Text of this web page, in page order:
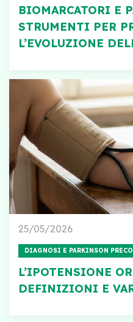
BIOMARCATORI E
STRUMENTI PER
L’EVOLUZIONE
25/05/2026
DIAGNOSI E PARKINSON
L’IPOTENSIONE
DEFINIZIONI E